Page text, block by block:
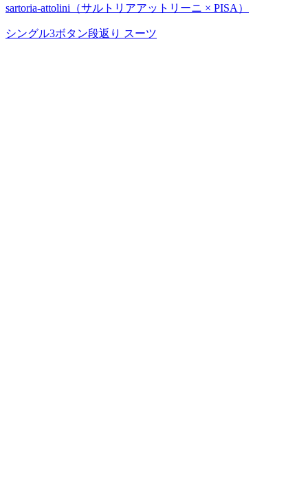
sartoria-attolini（サルトリアアットリーニ × PISA）
シングル3ボタン段返り スーツ